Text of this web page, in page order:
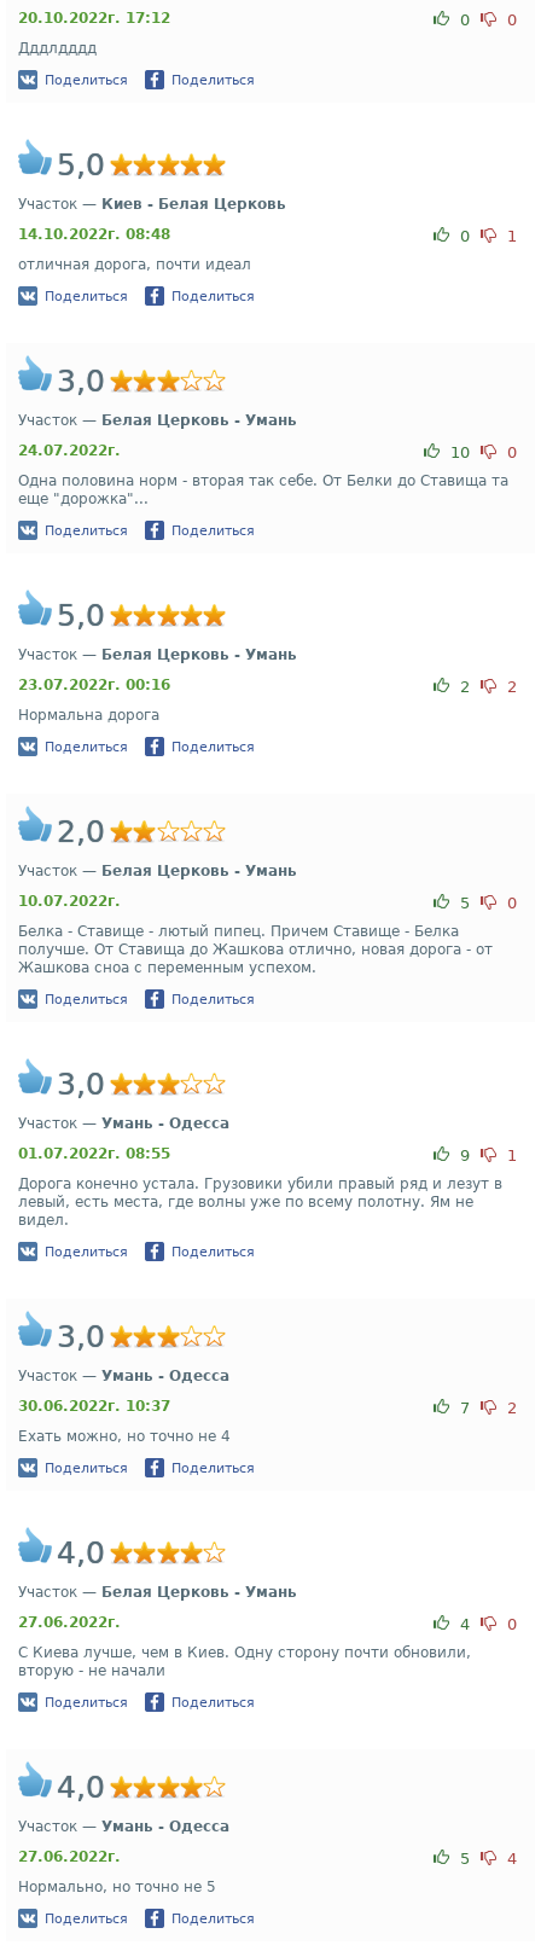
20.10.2022г. 17:12 0 0
Дддлдддд
Поделиться Поделиться
5,0
Участок — Киев - Белая Церковь
14.10.2022г. 08:48
0 1
отличная дорога, почти идеал
Поделиться Поделиться
3,0
Участок — Белая Церковь - Умань
24.07.2022г.
10 0
Одна половина норм - вторая так себе. От Белки до Ставища та
еще "дорожка"...
Поделиться Поделиться
5,0
Участок — Белая Церковь - Умань
23.07.2022г. 00:16
2 2
Нормальна дорога
Поделиться Поделиться
2,0
Участок — Белая Церковь - Умань
10.07.2022г.
5 0
Белка - Ставище - лютый пипец. Причем Ставище - Белка
получше. От Ставища до Жашкова отлично, новая дорога - от
Жашкова сноа с переменным успехом.
Поделиться Поделиться
3,0
Участок — Умань - Одесса
01.07.2022г. 08:55
9 1
Дорога конечно устала. Грузовики убили правый ряд и лезут в
левый, есть места, где волны уже по всему полотну. Ям не
видел.
Поделиться Поделиться
3,0
Участок — Умань - Одесса
30.06.2022г. 10:37
7 2
Ехать можно, но точно не 4
Поделиться Поделиться
4,0
Участок — Белая Церковь - Умань
27.06.2022г.
4 0
С Киева лучше, чем в Киев. Одну сторону почти обновили,
вторую - не начали
Поделиться Поделиться
4,0
Участок — Умань - Одесса
27.06.2022г.
5 4
Нормально, но точно не 5
Поделиться Поделиться